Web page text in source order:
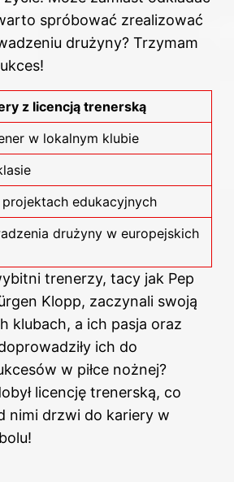
spróbować zrealizować
drużyny? Trzymam
z licencją trenerską
w lokalnym klubie
edukacyjnych
drużyny w europejskich
trenerzy, tacy jak Pep
Klopp, zaczynali swoją
klubach, a ich pasja oraz
ich do
w piłce nożnej?
licencję trenerską, co
nimi drzwi do kariery w